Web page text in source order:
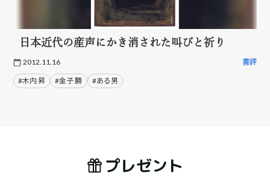
日本近代の産声にかき消された叫びと祈り
2012.11.16 書評
#木内 昇 #金子 勝 #ある男
プレゼント